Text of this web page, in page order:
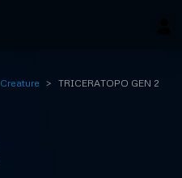
Creature TRICERATOPO GEN 2